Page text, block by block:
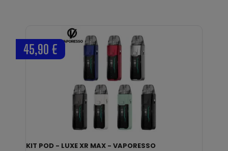
KIT POD - LUXE XR MAX - VAPORESSO
45,90 €